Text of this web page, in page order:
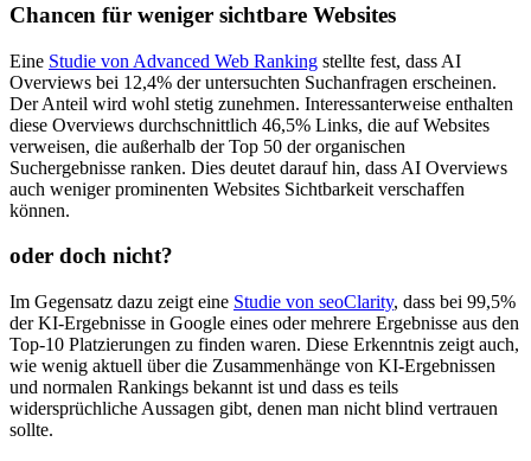
Chancen für weniger sichtbare Websites
Eine Studie von Advanced Web Ranking stellte fest, dass AI
Overviews bei 12,4% der untersuchten Suchanfragen erscheinen.
Der Anteil wird wohl stetig zunehmen. Interessanterweise enthalten
diese Overviews durchschnittlich 46,5% Links, die auf Websites
verweisen, die außerhalb der Top 50 der organischen
Suchergebnisse ranken. Dies deutet darauf hin, dass AI Overviews
auch weniger prominenten Websites Sichtbarkeit verschaffen
können.
oder doch nicht?
Im Gegensatz dazu zeigt eine Studie von seoClarity, dass bei 99,5%
der KI-Ergebnisse in Google eines oder mehrere Ergebnisse aus den
Top-10 Platzierungen zu finden waren. Diese Erkenntnis zeigt auch,
wie wenig aktuell über die Zusammenhänge von KI-Ergebnissen
und normalen Rankings bekannt ist und dass es teils
widersprüchliche Aussagen gibt, denen man nicht blind vertrauen
sollte.